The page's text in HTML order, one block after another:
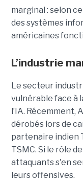
marginal : selon
des systèmes
américaines
L’industrie
Le secteur
vulnérable face à
l’IA. Récemment,
dérobés lors de
partenaire indien
TSMC. Si le rôle
attaquants s'en
leurs offensives.